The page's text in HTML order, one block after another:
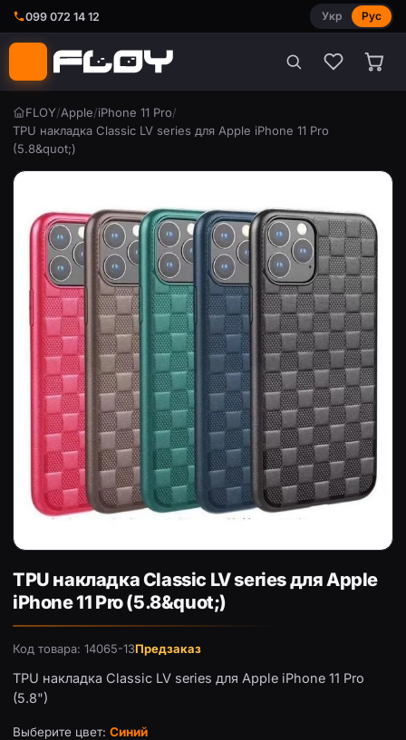
099 072 14 12 Укр Рус
FLOY/Apple/iPhone 11 Pro/
TPU накладка Classic LV series для Apple iPhone 11 Pro
(5.8&quot;)
TPU накладка Classic LV series для Apple iPhone 11 Pro
TPU накладка Classic LV series для Apple
iPhone 11 Pro (5.8&quot;)
Код товара: 14065-13Предзаказ
TPU накладка Classic LV series для Apple iPhone 11 Pro
(5.8")
Выберите цвет: Синий